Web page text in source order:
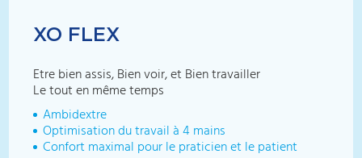
XO FLEX
Etre bien assis, Bien voir, et Bien travailler
Le tout en même temps
Ambidextre
Optimisation du travail à 4 mains
Confort maximal pour le praticien et le patient